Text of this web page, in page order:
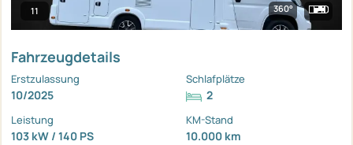
11 360°
Fahrzeugdetails
Erstzulassung
10/2025
Schlafplätze
2
Leistung
103 kW / 140 PS
KM-Stand
10.000 km